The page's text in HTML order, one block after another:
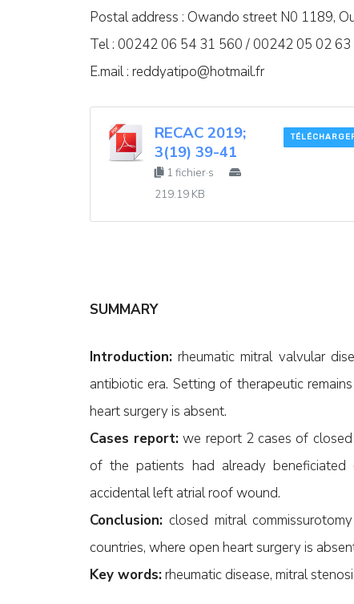
Postal address : Owando street N0 1189,
Tel : 00242 06 54 31 560 / 00242 05 02
E.mail : reddyatipo@hotmail.fr
RECAC 2019;
3(19) 39-41
1 fichier·s
219.19 KB
SUMMARY
Introduction: rheumatic mitral valvular
antibiotic era. Setting of therapeutic
heart surgery is absent.
Cases report: we report 2 cases of closed
of the patients had already
accidental left atrial roof wound.
Conclusion: closed mitral
countries, where open heart surgery is
Key words:rheumatic disease, mitral